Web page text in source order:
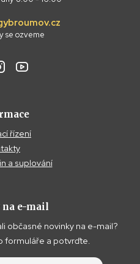
se ozveme
řízení
a suplování
e-mail
občasné novinky na e-mail?
formuláře a potvrďte.